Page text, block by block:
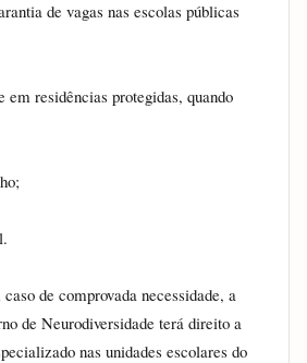
de vagas nas escolas públicas
residências protegidas, quando
de comprovada necessidade, a
de Neurodiversidade terá direito a
nas unidades escolares do